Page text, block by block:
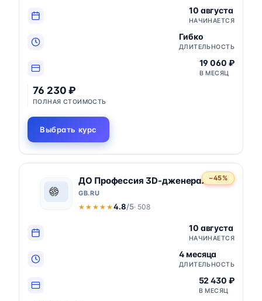
10 августа
НАЧИНАЕТСЯ
Гибко
ДЛИТЕЛЬНОСТЬ
19 060 ₽
В МЕСЯЦ
76 230 ₽
ПОЛНАЯ СТОИМОСТЬ
Выбрать курс
−45%
ДО Профессия 3D-дженералист
GB.RU
★★★★★
★★★★★4.8/5· 508
10 августа
НАЧИНАЕТСЯ
4 месяца
ДЛИТЕЛЬНОСТЬ
52 430 ₽
В МЕСЯЦ